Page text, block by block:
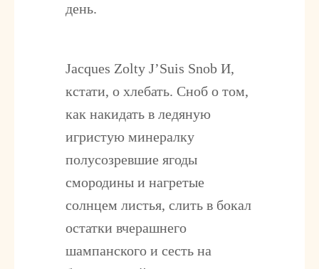
день.
Jacques Zolty J’Suis SnobИ,
кстати, о хлебать. Сноб о том,
как накидать в ледяную
игристую минералку
полусозревшие ягоды
смородины и нагретые
солнцем листья, слить в бокал
остатки вчерашнего
шампанского и сесть на